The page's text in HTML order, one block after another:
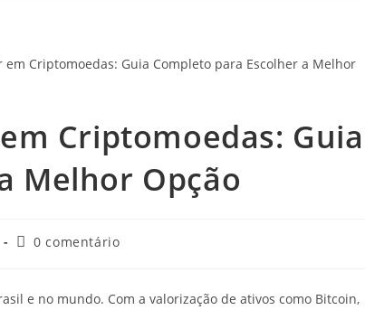
Criptomoedas: Guia
Melhor Opção
0 comentário
e no mundo. Com a valorização de ativos como Bitcoin,